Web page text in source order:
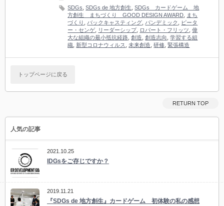
SDGs ,SDGs de 地方創生 ,SDGs カードゲーム 地
方創生 まちづくり GOOD DESIGN AWARD
まち
づくり
バックキャスティング パンデミック
ピータ
ー・センゲ, リーダーシップ, ロバート・フリッツ ,偉
大な組織の最小抵抗経路 ,創造 ,創造志向 ,学習する組
織
新型コロナウィルス ,未来創造 ,研修 ,緊張構造
トップページに戻る
RETURN TOP
人気の記事
2021.10.25
IDGsをご存じですか？
2019.11.21
『SDGs de 地方創生』カードゲーム 初体験の私の感想